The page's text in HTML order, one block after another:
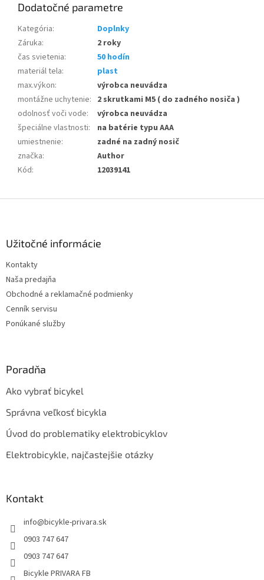
Dodatočné parametre
Kategória:
Doplnky
Záruka:
2 roky
čas svietenia:
50 hodín
materiál tela:
plast
max.výkon:
výrobca neuvádza
montážne uchytenie: 2 skrutkami M5 ( do zadného nosiča )
odolnosť voči vode:
výrobca neuvádza
špeciálne vlastnosti:
na batérie typu AAA
umiestnenie:
zadné na zadný nosič
značka:
Author
Kód: 12039141
Užitočné informácie
Kontakty
Naša predajňa
Obchodné a reklamačné podmienky
Cenník servisu
Ponúkané služby
Poradňa
Ako vybrať bicykel
Správna veľkosť bicykla
Úvod do problematiky elektrobicyklov
Elektrobicykle, najčastejšie otázky
Kontakt
info@bicykle-privara.sk
0903 747 647
0903 747 647
Bicykle PRIVARA FB